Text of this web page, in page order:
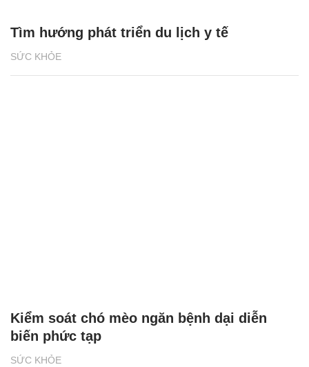
SỨC KHỎE
Tìm hướng phát triển du lịch y tế
SỨC KHỎE
Kiểm soát chó mèo ngăn bệnh dại diễn
biến phức tạp